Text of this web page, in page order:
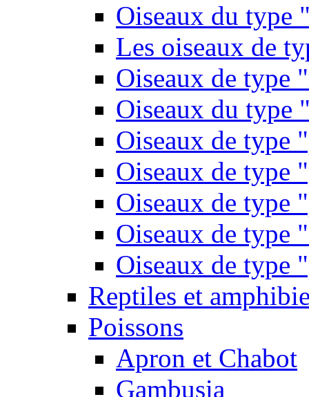
Oiseaux du type
Les oiseaux de
Oiseaux de type
Oiseaux du type
Oiseaux de type
Oiseaux de type
Oiseaux de type
Oiseaux de type
Oiseaux de type
Reptiles et
Poissons
Apron et Chabot
Gambusia